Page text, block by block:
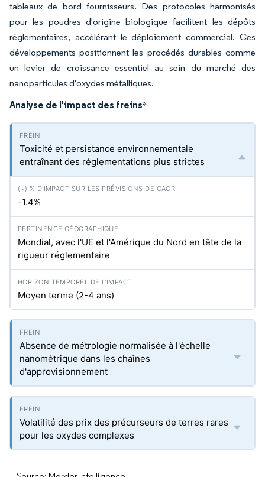
tableaux de bord fournisseurs. Des protocoles harmonisés
pour les poudres d'origine biologique facilitent les dépôts
réglementaires, accélérant le déploiement commercial. Ces
développements positionnent les procédés durables comme
un levier de croissance essentiel au sein du marché des
nanoparticules d'oxydes métalliques.
Analyse de l'impact des freins*
Toxicité et persistance environnementale
entraînant des réglementations plus strictes
-1.4%
Mondial, avec l'UE et l'Amérique du Nord en tête de la
rigueur réglementaire
Moyen terme (2-4 ans)
Absence de métrologie normalisée à l'échelle
nanométrique dans les chaînes
d'approvisionnement
Volatilité des prix des précurseurs de terres rares
pour les oxydes complexes